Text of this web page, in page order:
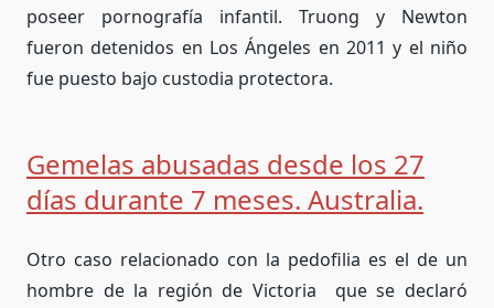
poseer pornografía infantil. Truong y Newton
fueron detenidos en Los Ángeles en 2011 y el niño
fue puesto bajo custodia protectora.
Gemelas abusadas desde los 27
días durante 7 meses. Australia.
Otro caso relacionado con la pedofilia es el de un
hombre de la región de Victoria que se declaró